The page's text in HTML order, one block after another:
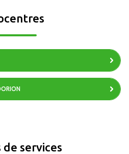
de services